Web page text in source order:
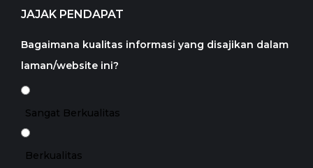
JAJAK PENDAPAT
Bagaimana kualitas informasi yang disajikan dalam
laman/website ini?
Sangat Berkualitas
Berkualitas